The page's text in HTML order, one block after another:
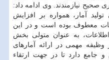
صحیح نیازمندند. وی ادامه داد:
آمار، همواره بر افزایش
معطوف بوده است و در این
به عنوان متولی بخش
وظیفه مهمی در ارائه آمارهای
دارد تا در جهت ارتقاء